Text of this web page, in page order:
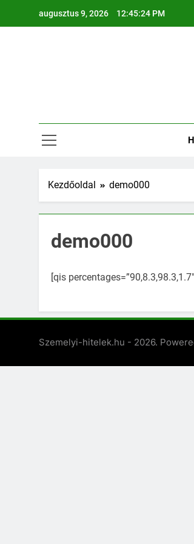
augusztus 9, 2026 12:45:24 PM
Kezdőoldal demo000
demo000
[qis
Szemelyi-hitelek.hu - 2026.